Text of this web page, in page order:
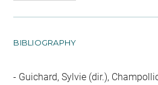
BIBLIOGRAPHY
Guichard, Sylvie (dir.),